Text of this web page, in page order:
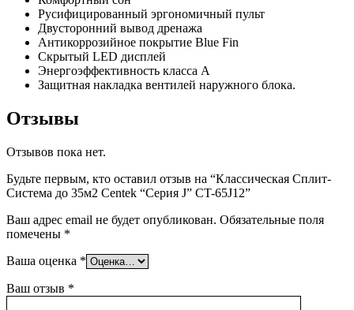
Русифицированный эргономичный пульт
Двусторонний вывод дренажа
Антикоррозийное покрытие Blue Fin
Скрытый LED дисплей
Энергоэффективность класса А
Защитная накладка вентилей наружного блока.
Отзывы
Отзывов пока нет.
Будьте первым, кто оставил отзыв на “Классическая Сплит-
Система до 35м2 Centek “Серия J” CT-65J12”
Ваш адрес email не будет опубликован. Обязательные поля
помечены *
Ваша оценка *
Ваш отзыв *